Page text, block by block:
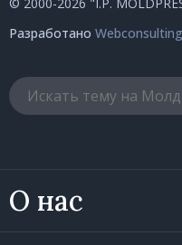
О нас
Разработано